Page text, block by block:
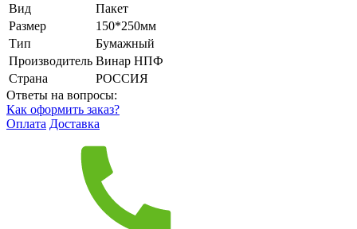
Вид
Пакет
Размер
150*250мм
Тип
Бумажный
Производитель Винар НПФ
Страна
РОССИЯ
Ответы на вопросы:
Как оформить заказ?
Оплата Доставка